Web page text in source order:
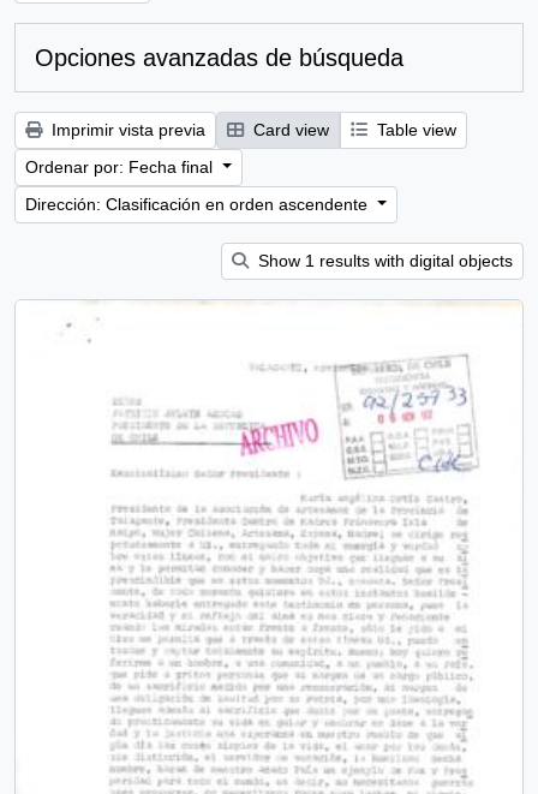
Opciones avanzadas de búsqueda
Imprimir vista previa Card view
Table view
Ordenar por: Fecha final
Dirección: Clasificación en orden ascendente
Show 1 results with digital objects